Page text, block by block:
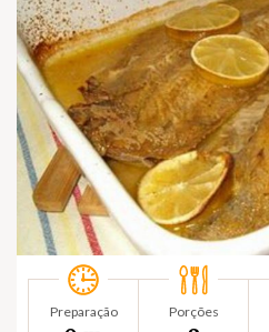
Preparação Porções